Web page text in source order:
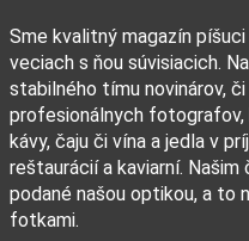
Sme kvalitný magazín
veciach s ňou súvisiacich.
stabilného tímu novinárov,
profesionálnych fotografov,
kávy, čaju či vína a jedla v
reštaurácií a kaviarní.
podané našou optikou, a to
fotkami.